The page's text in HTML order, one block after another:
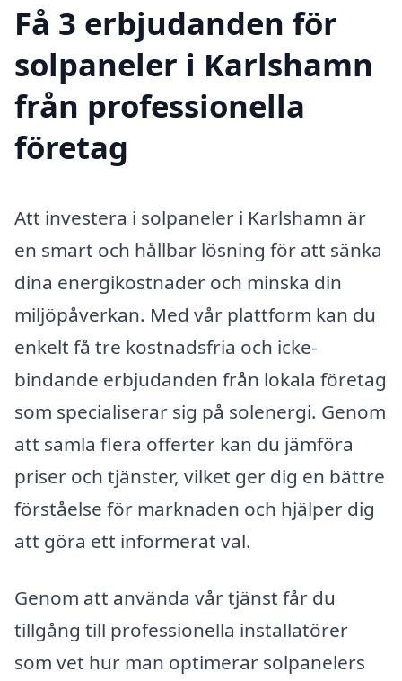
Få 3 erbjudanden för
solpaneler i Karlshamn
från professionella
företag
Att investera i solpaneler i Karlshamn är
en smart och hållbar lösning för att sänka
dina energikostnader och minska din
miljöpåverkan. Med vår plattform kan du
enkelt få tre kostnadsfria och icke-
bindande erbjudanden från lokala företag
som specialiserar sig på solenergi. Genom
att samla flera offerter kan du jämföra
priser och tjänster, vilket ger dig en bättre
förståelse för marknaden och hjälper dig
att göra ett informerat val.
Genom att använda vår tjänst får du
tillgång till professionella installatörer
som vet hur man optimerar solpanelers